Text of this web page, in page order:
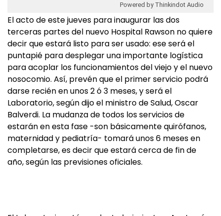
Powered by Thinkindot Audio
El acto de este jueves para inaugurar las dos
terceras partes del nuevo Hospital Rawson no quiere
decir que estará listo para ser usado: ese será el
puntapié para desplegar una importante logística
para acoplar los funcionamientos del viejo y el nuevo
nosocomio. Así, prevén que el primer servicio podrá
darse recién en unos 2 ó 3 meses, y será el
Laboratorio, según dijo el ministro de Salud, Oscar
Balverdi. La mudanza de todos los servicios de
estarán en esta fase -son básicamente quirófanos,
maternidad y pediatría- tomará unos 6 meses en
completarse, es decir que estará cerca de fin de
año, según las previsiones oficiales.